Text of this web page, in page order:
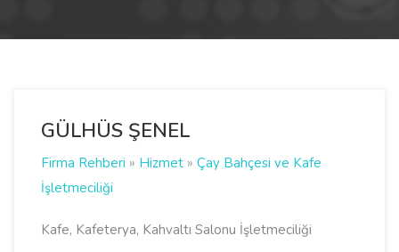
GÜLHÜS ŞENEL
Firma Rehberi » Hizmet » Çay Bahçesi ve Kafe
İşletmeciliği
Kafe, Kafeterya, Kahvaltı Salonu İşletmeciliği